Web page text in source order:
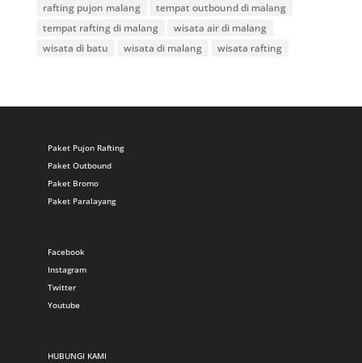
rafting pujon malang
tempat outbound di malang
tempat rafting di malang
wisata air di malang
wisata di batu
wisata di malang wisata rafting
Paket Pujon Rafting
Paket Outbound
Paket Bromo
Paket Paralayang
Facebook
Instagram
Twitter
Youtube
HUBUNGI KAMI